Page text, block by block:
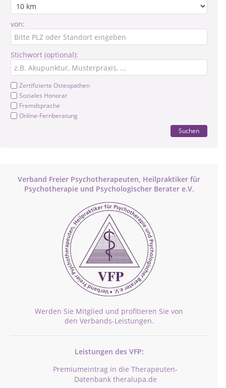
von:
Stichwort (optional):
Zertifizierte Osteopathen
Soziales Honorar
Fremdsprache
Online-Fernberatung
Suchen
Verband Freier Psychotherapeuten, Heilpraktiker für
Psychotherapie und Psychologischer Berater e.V.
Werden Sie Mitglied und profitieren Sie von
den Verbands-Leistungen.
Leistungen des VFP:
Premiumeintrag in die Therapeuten-
Datenbank theralupa.de